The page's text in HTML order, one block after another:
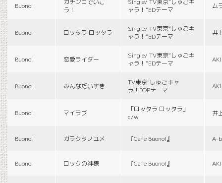
Buono!
ガチンコでいこ
う！
Single/ TV東京“しゅごキ
ャラ！”EDテーマ
ム
Buono! ロッタラ ロッタラ
Single/ TV東京“しゅごキ
ャラ！”EDテーマ
井
Buono! 恋愛ライダー
Single/ TV東京“しゅごキ
ャラ！”EDテーマ
Buono! みんなだいすき
TV東京“しゅごキャ
ラ！”OPテーマ
Buono! マイラブ
「ロッタラ ロッタラ」
c/w
井
Buono! ガラクタノユメ 『Cafe Buono!』 A-
Buono! ロックの神様 『Cafe Buono!』